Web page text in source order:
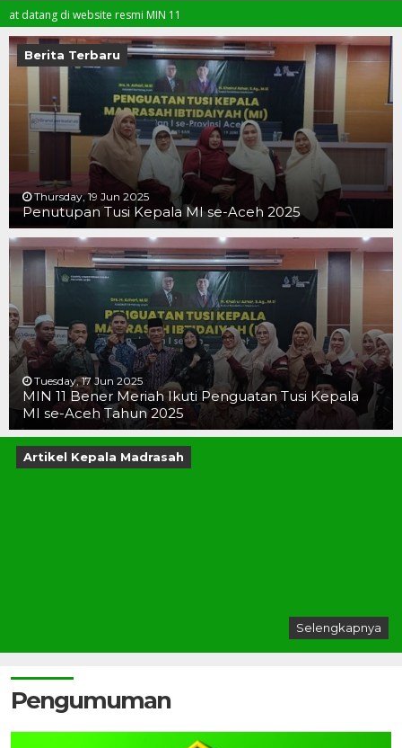
di website resmi MIN 11
Berita Terbaru
Thursday, 19 Jun 2025
Penutupan Tusi Kepala MI se-Aceh 2025
Tuesday, 17 Jun 2025
MIN 11 Bener Meriah Ikuti Penguatan Tusi Kepala
MI se-Aceh Tahun 2025
Artikel Kepala Madrasah
Selengkapnya
Pengumuman
19 JUN 2025
19 JUN 2025
16 JUN 2025